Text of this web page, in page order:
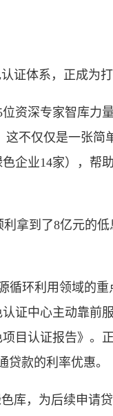
体系，正成为打
深专家智库力
不仅仅是一张简
企业14家），帮
拿到了8亿元的低
环利用领域的重
证中心主动靠前
目认证报告》。
款的利率优惠。
，为后续申请